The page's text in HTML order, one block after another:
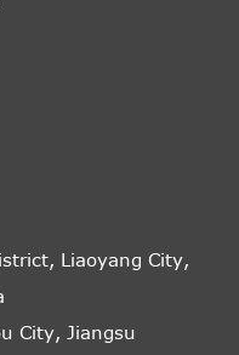
Liaoyang City,
City, Jiangsu